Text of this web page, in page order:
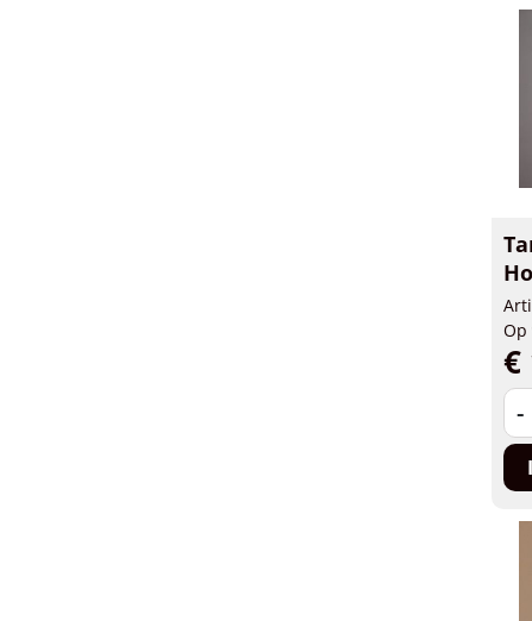
Op
€
-